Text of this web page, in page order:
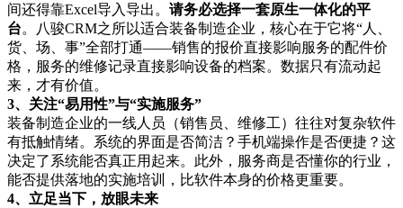
间还得靠Excel导入导出。 请务必选择一套原生一体化的平
台。八骏CRM之所以适合装备制造企业，核心在于它将“人、
货、场、事”全部打通——销售的报价直接影响服务的配件价
格，服务的维修记录直接影响设备的档案。数据只有流动起
来，才有价值。
3、关注“易用性”与“实施服务”
装备制造企业的一线人员（销售员、维修工）往往对复杂软件
有抵触情绪。系统的界面是否简洁？手机端操作是否便捷？这
决定了系统能否真正用起来。此外，服务商是否懂你的行业，
能否提供落地的实施培训，比软件本身的价格更重要。
4、立足当下，放眼未来